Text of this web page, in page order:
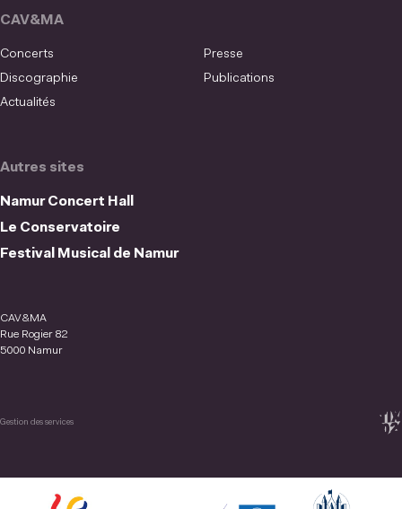
Autres sites
Namur Concert Hall
Le Conservatoire
Festival Musical de Namur
CAV&MA
Concerts
Presse
Discographie
Publications
Actualités
CAV&MA
Rue Rogier 82
5000 Namur
Gestion des services